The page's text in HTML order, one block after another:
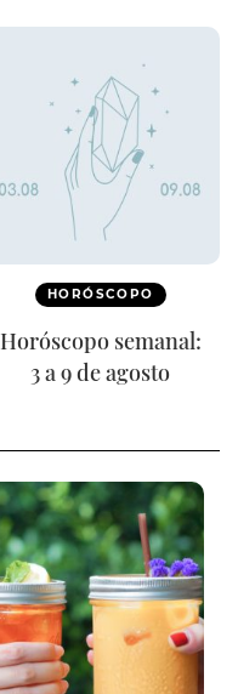
HORÓSCOPO
Horóscopo semanal:
3 a 9 de agosto